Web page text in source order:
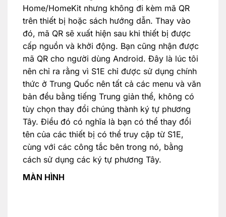
Home/HomeKit nhưng không đi kèm mã QR
trên thiết bị hoặc sách hướng dẫn. Thay vào
đó, mã QR sẽ xuất hiện sau khi thiết bị được
cấp nguồn và khởi động. Bạn cũng nhận được
mã QR cho người dùng Android. Đây là lúc tôi
nên chỉ ra rằng vì S1E chỉ được sử dụng chính
thức ở Trung Quốc nên tất cả các menu và văn
bản đều bằng tiếng Trung giản thể, không có
tùy chọn thay đổi chúng thành ký tự phương
Tây. Điều đó có nghĩa là bạn có thể thay đổi
tên của các thiết bị có thể truy cập từ S1E,
cùng với các công tắc bên trong nó, bằng
cách sử dụng các ký tự phương Tây.
MÀN HÌNH